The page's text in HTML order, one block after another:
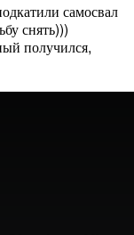
самосвал
снять)))
получился,